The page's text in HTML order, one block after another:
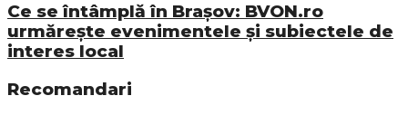
Ce se întâmplă în Brașov: BVON.ro
urmărește evenimentele și subiectele de
interes local
Recomandari